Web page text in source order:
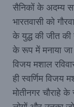
सैनिकों के अदम्य
भारतवासी को
के युद्ध की जीत की
के रूप में मनाया जा
विजय मशाल
ही स्वर्णिम विजय
मोतीनगर चौराहे